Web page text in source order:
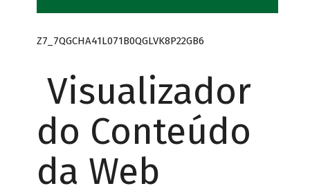
Z7_7QGCHA41L071B0QGLVK8P22GB6
Visualizador
do Conteúdo
da Web